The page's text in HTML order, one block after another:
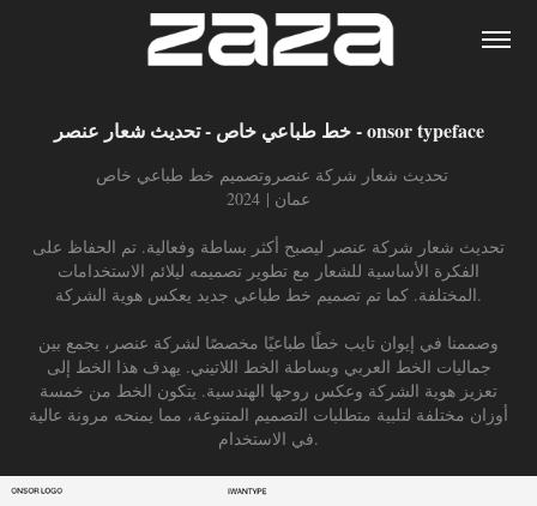
خط طباعي خاص - تحديث شعار عنصر - onsor typeface
عمان | 2024
تحديث شعار شركة عنصر ليصبح أكثر بساطة وفعالية. تم الحفاظ على
الفكرة الأساسية للشعار مع تطوير تصميمه ليلائم الاستخدامات
المختلفة. كما تم تصميم خط طباعي جديد يعكس هوية الشركة.
وصممنا في إيوان تايب خطًا طباعيًا مخصصًا لشركة عنصر، يجمع بين
جماليات الخط العربي وبساطة الخط اللاتيني. يهدف هذا الخط إلى
تعزيز هوية الشركة وعكس روحها الهندسية. يتكون الخط من خمسة
أوزان مختلفة لتلبية متطلبات التصميم المتنوعة، مما يمنحه مرونة عالية
في الاستخدام.